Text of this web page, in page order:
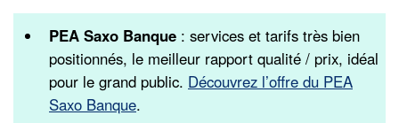
PEA Saxo Banque : services et tarifs très bien
positionnés, le meilleur rapport qualité / prix, idéal
pour le grand public. Découvrez l’offre du PEA
Saxo Banque.